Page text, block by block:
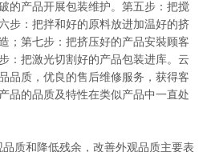
的产品开展包装维护。第五步：把搅
步：把拌和好的原料放进加温好的挤
；第七步：把挤压好的产品安裝顾客
：把激光切割好的产品包装进库。云
品质，优良的售后维修服务，获得客
品的品质及特性在类似产品中一直处
质和降低残余，改善外观品质主要表